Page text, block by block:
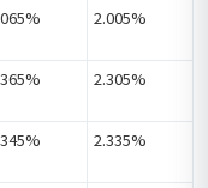
2.005%
2.305%
2.335%